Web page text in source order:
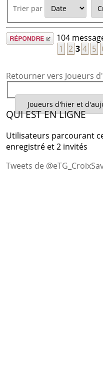
Trier par
Répondre 104
1 2 3 4 5
Retourner vers Joueurs
QUI EST EN LIGNE
Utilisateurs parcourant
enregistré et 2 invités
Tweets de